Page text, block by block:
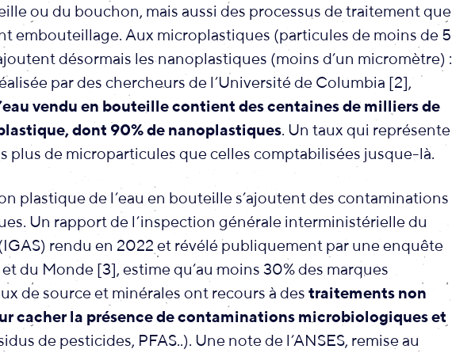
ou du bouchon, mais aussi des processus de traitement que
embouteillage. Aux microplastiques (particules de moins de 5
désormais les nanoplastiques (moins d’un micromètre) :
par des chercheurs de l’Université de Columbia [2],
vendu en bouteille contient des centaines de milliers de
dont 90% de nanoplastiques. Un taux qui représente
plus de microparticules que celles comptabilisées jusque-là.
plastique de l’eau en bouteille s’ajoutent des contaminations
Un rapport de l’inspection générale interministérielle du
rendu en 2022 et révélé publiquement par une enquête
du Monde [3], estime qu’au moins 30% des marques
de source et minérales ont recours à des traitements non
cacher la présence de contaminations microbiologiques et
de pesticides, PFAS..). Une note de l’ANSES, remise au